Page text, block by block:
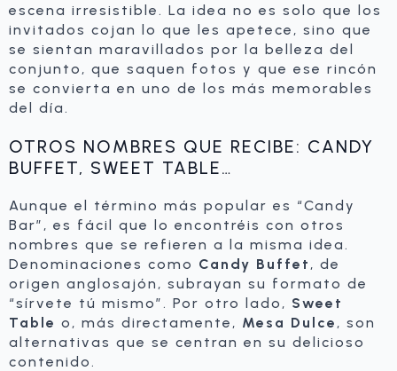
escena irresistible. La idea no es solo que los
invitados cojan lo que les apetece, sino que
se sientan maravillados por la belleza del
conjunto, que saquen fotos y que ese rincón
se convierta en uno de los más memorables
del día.
OTROS NOMBRES QUE RECIBE: CANDY
BUFFET, SWEET TABLE…
Aunque el término más popular es “Candy
Bar”, es fácil que lo encontréis con otros
nombres que se refieren a la misma idea.
Denominaciones como Candy Buffet , de
origen anglosajón, subrayan su formato de
“sírvete tú mismo”. Por otro lado, Sweet
Table o, más directamente, Mesa Dulce , son
alternativas que se centran en su delicioso
contenido.